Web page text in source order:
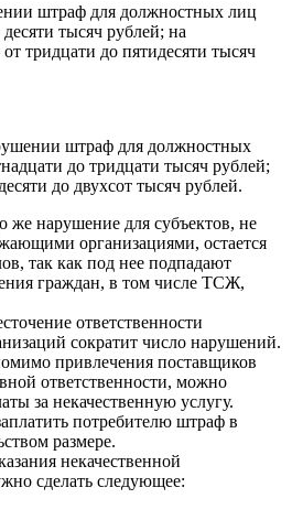
штраф для должностных лиц
тысяч рублей; на
тридцати до пятидесяти тысяч
штраф для должностных
до тридцати тысяч рублей;
до двухсот тысяч рублей.
же нарушение для субъектов, не
организациями, остается
так как под нее подпадают
граждан, в том числе ТСЖ,
ответственности
сократит число нарушений.
привлечения поставщиков
ответственности, можно
за некачественную услугу.
потребителю штраф в
размере.
некачественной
сделать следующее: